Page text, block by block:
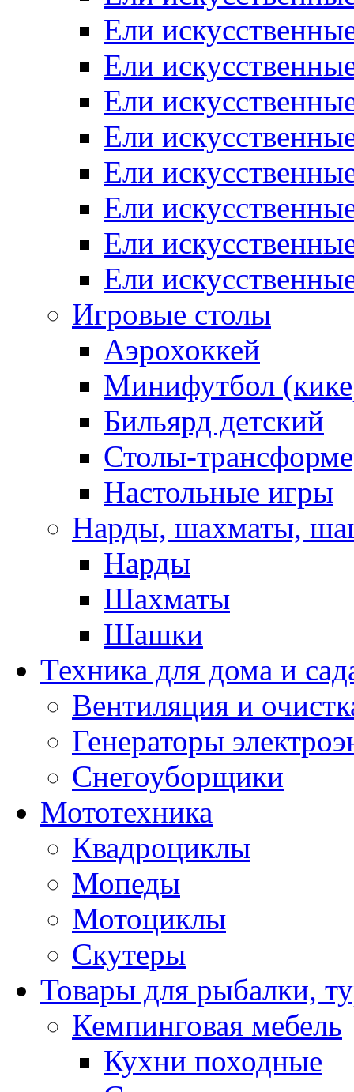
Ели
Ели
Ели
Ели
Ели
Ели
Ели
Ели
Игровые столы
Аэрохоккей
Минифутбол
Бильярд детский
Столы-
Настольные игры
Нарды, шахматы,
Нарды
Шахматы
Шашки
Техника для дома и
Вентиляция и
Генераторы
Снегоуборщики
Мототехника
Квадроциклы
Мопеды
Мотоциклы
Скутеры
Товары для рыбалки,
Кемпинговая мебель
Кухни походные